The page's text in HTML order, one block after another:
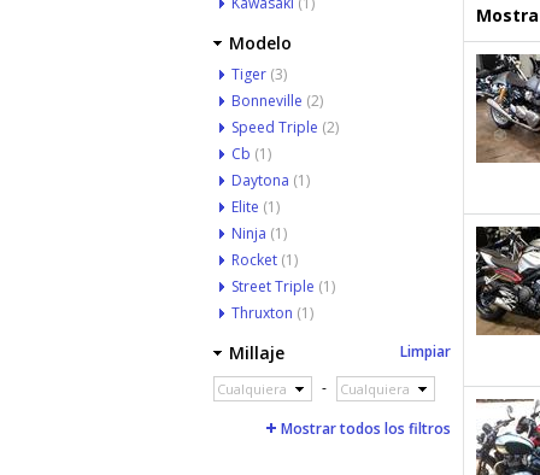
Modelo
Tiger (3)
Bonneville (2)
Speed Triple (2)
Cb (1)
Daytona (1)
Elite (1)
Ninja (1)
Rocket (1)
Street Triple (1)
Thruxton (1)
Millaje Limpiar
Cualquiera - Cualquiera
Mostrar todos los filtros